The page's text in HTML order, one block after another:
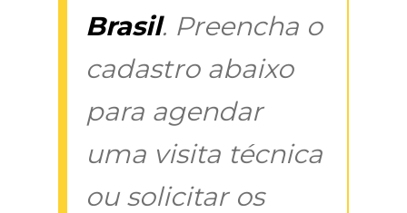
Brasil. Preencha o
cadastro abaixo
para agendar
uma visita técnica
ou solicitar os